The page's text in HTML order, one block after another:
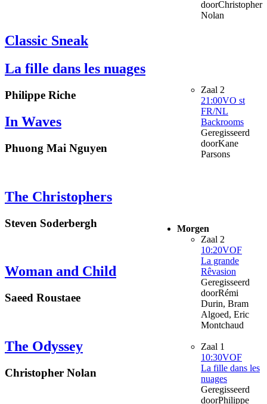
Classic Sneak
La fille dans les nuages
Philippe Riche
In Waves
Phuong Mai Nguyen
The Christophers
Steven Soderbergh
Woman and Child
Saeed Roustaee
The Odyssey
Christopher Nolan
doorChristopher
Nolan
Zaal 2
21:00VO st
FR/NL
Backrooms
Geregisseerd
doorKane
Parsons
Morgen
Zaal 2
10:20VOF
La grande
Rêvasion
Geregisseerd
doorRémi
Durin, Bram
Algoed, Eric
Montchaud
Zaal 1
10:30VOF
La fille dans les
nuages
Geregisseerd
doorPhilippe